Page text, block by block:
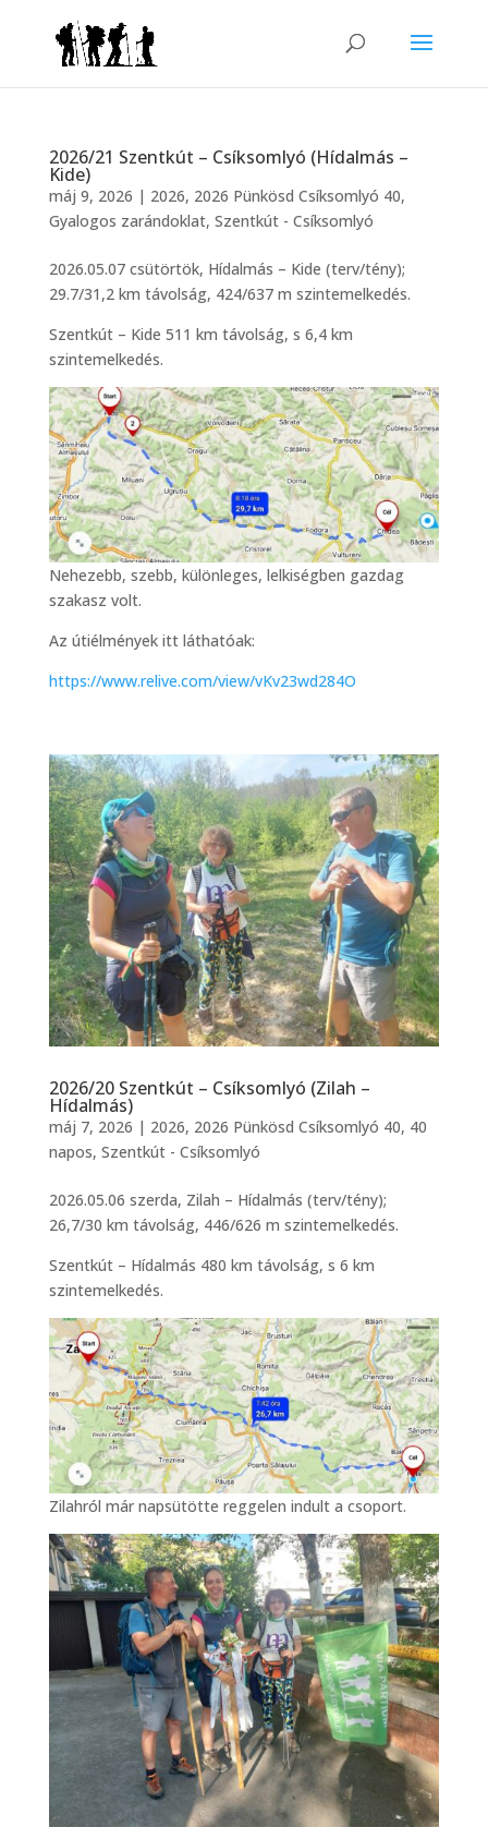
2026/21 Szentkút – Csíksomlyó (Hídalmás –
Kide)
máj 9, 2026 | 2026, 2026 Pünkösd Csíksomlyó 40,
Gyalogos zarándoklat, Szentkút - Csíksomlyó
2026.05.07 csütörtök, Hídalmás – Kide (terv/tény);
29.7/31,2 km távolság, 424/637 m szintemelkedés.
Szentkút – Kide 511 km távolság, s 6,4 km
szintemelkedés.
Nehezebb, szebb, különleges, lelkiségben gazdag
szakasz volt.
Az útiélmények itt láthatóak:
https://www.relive.com/view/vKv23wd284O
2026/20 Szentkút – Csíksomlyó (Zilah –
Hídalmás)
máj 7, 2026 | 2026, 2026 Pünkösd Csíksomlyó 40, 40
napos, Szentkút - Csíksomlyó
2026.05.06 szerda, Zilah – Hídalmás (terv/tény);
26,7/30 km távolság, 446/626 m szintemelkedés.
Szentkút – Hídalmás 480 km távolság, s 6 km
szintemelkedés.
Zilahról már napsütötte reggelen indult a csoport.